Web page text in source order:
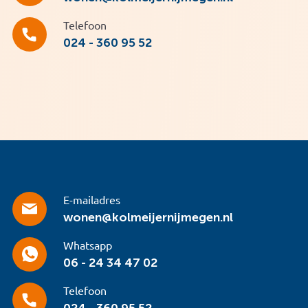
Telefoon
024 - 360 95 52
E-mailadres
wonen@kolmeijernijmegen.nl
Whatsapp
06 - 24 34 47 02
Telefoon